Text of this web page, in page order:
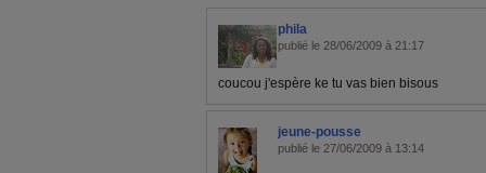
phila
publié le 28/06/2009 à 21:17
coucou j'espère ke tu vas bien bisous
jeune-pousse
publié le 27/06/2009 à 13:14